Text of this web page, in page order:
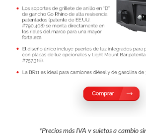
*Precios más IVA y sujetos a cambio